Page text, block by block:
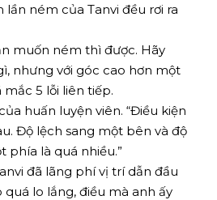
ném của Tanvi đều rơi ra
muốn ném thì được. Hãy
nhưng với góc cao hơn một
mắc 5 lỗi liên tiếp.
huấn luyện viên. “Điều kiện
Độ lệch sang một bên và độ
phía là quá nhiều.”
đã lãng phí vị trí dẫn đầu
lo lắng, điều mà anh ấy